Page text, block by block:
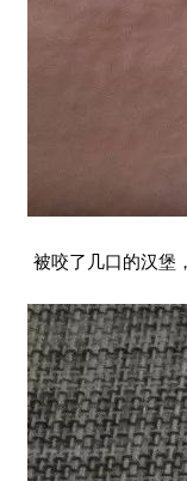
被咬了几口的汉堡